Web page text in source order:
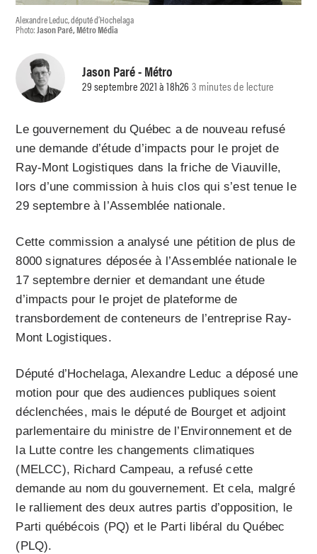
Alexandre Leduc, député d’Hochelaga
Photo:Jason Paré, Métro Média
Jason Paré- Métro
29 septembre 2021 à 18h263 minutes de lecture
Le gouvernement du Québec a de nouveau refusé
une demande d’étude d’impacts pour le projet de
Ray-Mont Logistiques dans la friche de Viauville,
lors d’une commission à huis clos qui s’est tenue le
29 septembre à l’Assemblée nationale.
Cette commission a analysé une pétition de plus de
8000 signatures déposée à l’Assemblée nationale le
17 septembre dernier et demandant une étude
d’impacts pour le projet de plateforme de
transbordement de conteneurs de l’entreprise Ray-
Mont Logistiques.
Député d’Hochelaga, Alexandre Leduc a déposé une
motion pour que des audiences publiques soient
déclenchées, mais le député de Bourget et adjoint
parlementaire du ministre de l’Environnement et de
la Lutte contre les changements climatiques
(MELCC), Richard Campeau, a refusé cette
demande au nom du gouvernement. Et cela, malgré
le ralliement des deux autres partis d’opposition, le
Parti québécois (PQ) et le Parti libéral du Québec
(PLQ).